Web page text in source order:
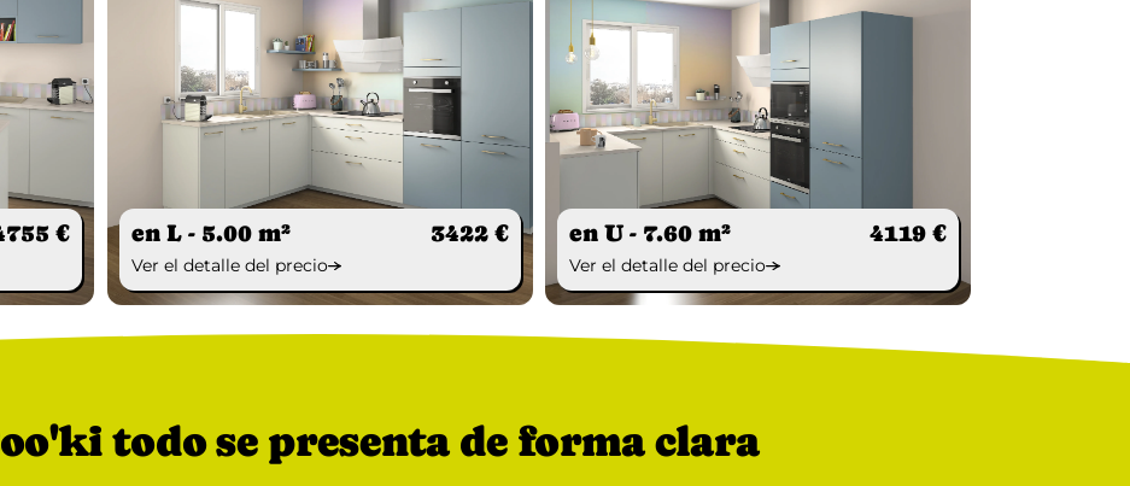
€ en L - 5.00 m² 3422 €
Ver el detalle del precio
en U - 7.60 m² 4119 €
Ver el detalle del precio
todo se presenta de forma clara